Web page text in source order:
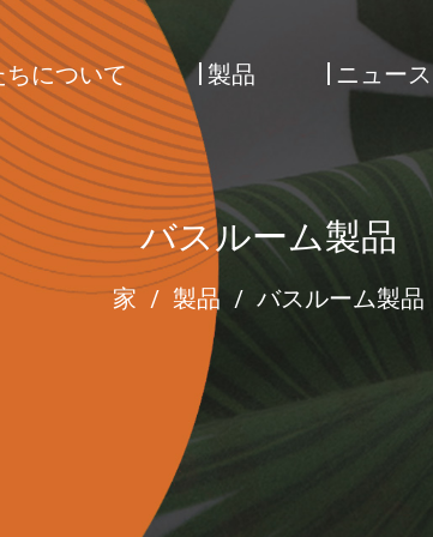
について 製品 ニュース
バスルーム製品
家/ 製品 / バスルーム製品